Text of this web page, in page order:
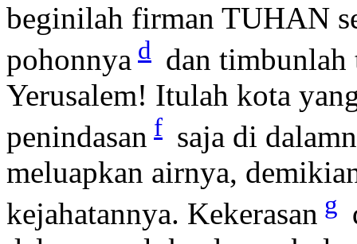
beginilah firman TUHAN
pohonnya d dan timbunlah
Yerusalem! Itulah kota
penindasan f saja di
meluapkan airnya,
kejahatannya. Kekerasan g